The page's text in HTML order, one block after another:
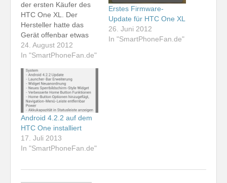
der ersten Käufer des
HTC One XL. Der
Hersteller hatte das
Gerät offenbar etwas
vorschnell ausgeliefert,
denn die erste
nicht den allerbesten
Eindruck. Der für mich
schlimmste Fehler:
Handover zwischen
dem UMTS- und dem
GSM-Netz von o2
schlugen generell fehl,
wenn man…
24. August 2012
In "SmartPhoneFan.de"
Erstes Firmware-
Update für HTC One XL
26. Juni 2012
In "SmartPhoneFan.de"
Android 4.2.2 auf dem
HTC One installiert
17. Juli 2013
In "SmartPhoneFan.de"